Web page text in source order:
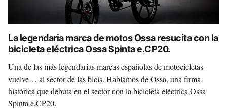
La legendaria marca de motos Ossa resucita con la
bicicleta eléctrica Ossa Spinta e.CP20.
Una de las más legendarias marcas españolas de motocicletas
vuelve… al sector de las bicis. Hablamos de Ossa, una firma
histórica que debuta en el sector con la bicicleta eléctrica Ossa
Spinta e.CP20.